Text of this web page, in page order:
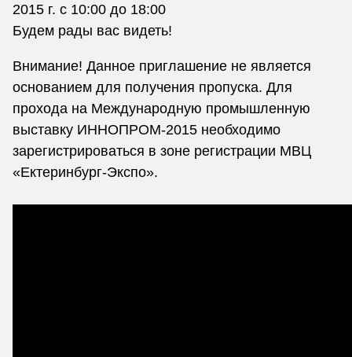
2015 г. с 10:00 до 18:00
Будем рады вас видеть!
Внимание! Данное приглашение не является
основанием для получения пропуска. Для
прохода на Международную промышленную
выставку ИННОПРОМ-2015 необходимо
зарегистрироваться в зоне регистрации МВЦ
«Ектеринбург-Экспо».